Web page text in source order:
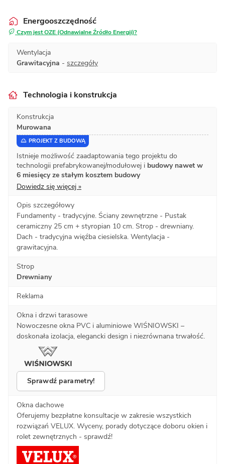
Energooszczędność
Czym jest OZE (Odnawialne Źródło Energii)?
Wentylacja
Grawitacyjna - szczegóły
Technologia i konstrukcja
Konstrukcja
Murowana
PROJEKT Z BUDOWĄ
Istnieje możliwość zaadaptowania tego projektu do
technologii prefabrykowanej/modułowej i budowy nawet w
6 miesięcy ze stałym kosztem budowy
Dowiedz się więcej »
Opis szczegółowy
Fundamenty - tradycyjne. Ściany zewnętrzne - Pustak
ceramiczny 25 cm + styropian 10 cm. Strop - drewniany.
Dach - tradycyjna więźba ciesielska. Wentylacja -
grawitacyjna.
Strop
Drewniany
Reklama
Okna i drzwi tarasowe
Nowoczesne okna PVC i aluminiowe WIŚNIOWSKI –
doskonała izolacja, elegancki design i niezrównana trwałość.
Sprawdź parametry!
Okna dachowe
Oferujemy bezpłatne konsultacje w zakresie wszystkich
rozwiązań VELUX. Wyceny, porady dotyczące doboru okien i
rolet zewnętrznych - sprawdź!